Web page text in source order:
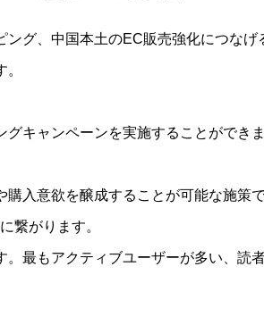
ング、中国本土のEC販売強化につなげ
グキャンペーンを実施することができ
購入意欲を醸成することが可能な施策
繋がります。
。最もアクティブユーザーが多い、読